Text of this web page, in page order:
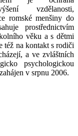
vzdělanosti,
romské menšiny do
prostřednictvím
věku a s dětmi
též na kontakt s rodiči
a ve zvláštních
psychologickou
v srpnu 2006.